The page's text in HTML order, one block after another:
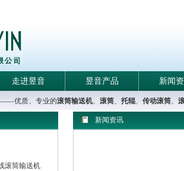
走进昱音 昱音产品 新闻
——优质、专业的滚筒输送机、 滚筒、 托辊、 传动滚筒、
滚筒输送机
新闻资讯